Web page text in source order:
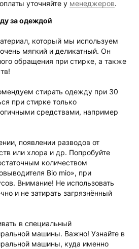
уточняйте у менеджеров.
за одеждой
который мы используем
мягкий и деликатный. Он
обращения при стирке, а также
стирать одежду при 30
при стирке только
средствами, например
появлении разводов от
или хлора и др. Попробуйте
количеством
Bio mio», при
Внимание! Не использовать
и не затирать загрязнённый
в специальный
машины. Важно! Узнайте в
машины, куда именно